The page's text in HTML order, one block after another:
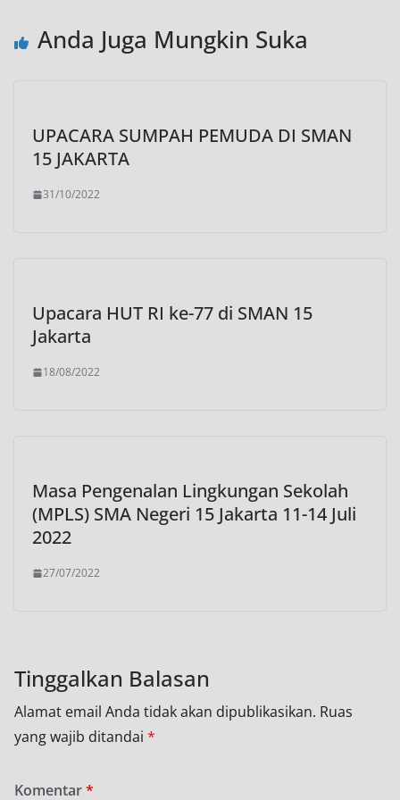
Anda Juga Mungkin Suka
UPACARA SUMPAH PEMUDA DI SMAN
15 JAKARTA
31/10/2022
Upacara HUT RI ke-77 di SMAN 15
Jakarta
18/08/2022
Masa Pengenalan Lingkungan Sekolah
(MPLS) SMA Negeri 15 Jakarta 11-14 Juli
2022
27/07/2022
Tinggalkan Balasan
Alamat email Anda tidak akan dipublikasikan. Ruas
yang wajib ditandai *
Komentar*